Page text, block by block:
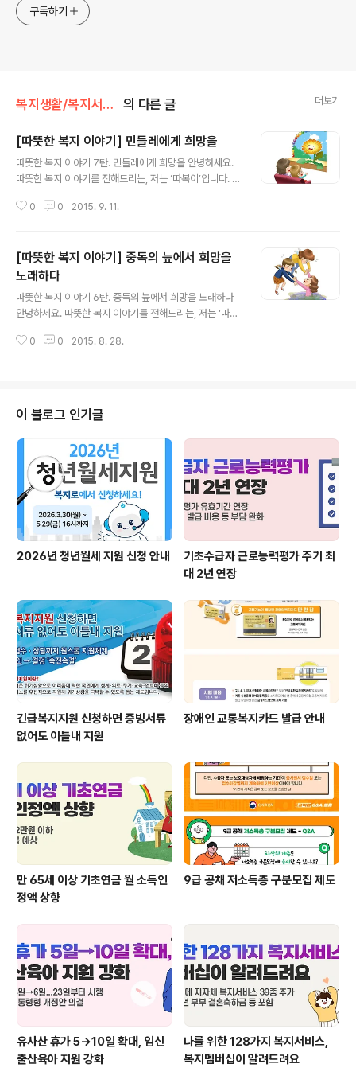
구독하기
복지생활/복지서비스 수급 후기 의 다른 글 더보기
[따뜻한 복지 이야기] 민들레에게 희망을
따뜻한 복지 이야기 7탄. 민들레에게 희망을 안녕하세요.
따뜻한 복지 이야기를 전해드리는, 저는 ‘따복이’입니다. 오
하게, 절망의 늪에서도 좌절하지 않고, ’하면 된다’ 라는 신
바로가기▼ ▼ 또 다른 복지로를 소개합니다 ▼
0 0 2015. 9. 11.
[따뜻한 복지 이야기] 중독의 늪에서 희망을
노래하다
따뜻한 복지 이야기 6탄. 중독의 늪에서 희망을 노래하다
안녕하세요. 따뜻한 복지 이야기를 전해드리는, 저는 ‘따복
있음을 전해주는 가슴 따뜻한 이야기입니다. 병원에 입원
의 고통을 달랠 수 있는 것은 술뿐이었습니다. 그렇게 한
잔, 두 잔. 술을 마시는 횟수와 양이 늘어 갈수록 이상하게
도 그녀는 더욱 외로워졌습니다. 더 많은 이야기가 궁금하
시다면? ▼복지로 '따뜻한 복지 이야기' 바로가기▼ ▼ 또
다른 복지로를 소개합니다 ▼
0 0 2015. 8. 28.
이 블로그 인기글
2026년 청년월세 지원 신청 안내
기초수급자 근로능력평가 주기 최
대 2년 연장
긴급복지지원 신청하면 증빙서류
없어도 이틀내 지원
장애인 교통복지카드 발급 안내
만 65세 이상 기초연금 월 소득인
정액 상향
9급 공채 저소득층 구분모집 제도
유사산 휴가 5→10일 확대, 임신
출산육아 지원 강화
나를 위한 128가지 복지서비스,
복지멤버십이 알려드려요